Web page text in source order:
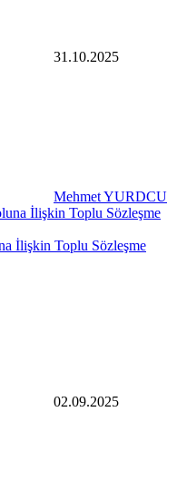
31.10.2025
Mehmet YURDCU
İlişkin Toplu Sözleşme
02.09.2025